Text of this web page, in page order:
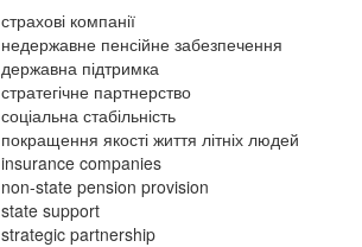
страхові компанії
недержавне пенсійне забезпечення
державна підтримка
стратегічне партнерство
соціальна стабільність
покращення якості життя літніх людей
insurance companies
non-state pension provision
state support
strategic partnership